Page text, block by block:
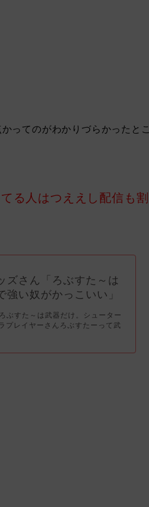
ってのがわかりづらかったとこ
る人はつええし配信も割
ズさん「ろぶすた～は
い奴がかっこいい」
ぶすた～は武器だけ。シューター
プレイヤーさんろぶすたーって武